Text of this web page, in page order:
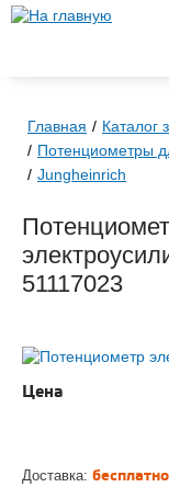
Главная
Каталог
Потенциометры
Jungheinrich
51117023
Цена
Доставка: бесплатно